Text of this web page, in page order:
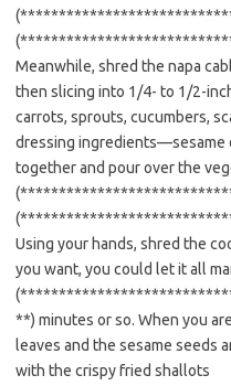
Meanwhile, shred the napa
then slicing into 1/4- to 1/2-
carrots, sprouts, cucumbers,
dressing ingredients—sesame
together and pour over the
Using your hands, shred the
you want, you could let it all
**) minutes or so. When you
leaves and the sesame seeds
with the crispy fried shallots